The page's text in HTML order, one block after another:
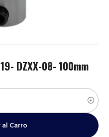
DZXX-08- 100mm
Carro